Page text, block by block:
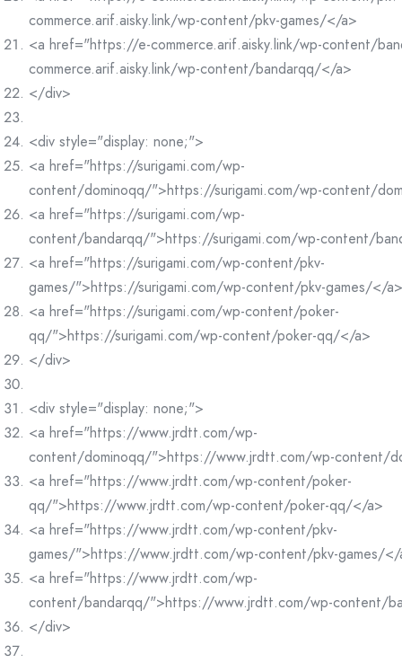
commerce.arif.aisky.link/wp-content/pkv-games/</a>
<a href="https://e-commerce.arif.aisky.link/wp-content/
commerce.arif.aisky.link/wp-content/bandarqq/</a>
</div>
<div style="display: none;">
<a href="https://surigami.com/wp-
content/dominoqq/">https://surigami.com/wp-content/
<a href="https://surigami.com/wp-
content/bandarqq/">https://surigami.com/wp-content/
<a href="https://surigami.com/wp-content/pkv-
games/">https://surigami.com/wp-content/pkv-games/</a>
<a href="https://surigami.com/wp-content/poker-
qq/">https://surigami.com/wp-content/poker-qq/</a>
</div>
<div style="display: none;">
<a href="https://www.jrdtt.com/wp-
content/dominoqq/">https://www.jrdtt.com/wp-content/
<a href="https://www.jrdtt.com/wp-content/poker-
qq/">https://www.jrdtt.com/wp-content/poker-qq/</a>
<a href="https://www.jrdtt.com/wp-content/pkv-
games/">https://www.jrdtt.com/wp-content/pkv-games/
<a href="https://www.jrdtt.com/wp-
content/bandarqq/">https://www.jrdtt.com/wp-content/
</div>